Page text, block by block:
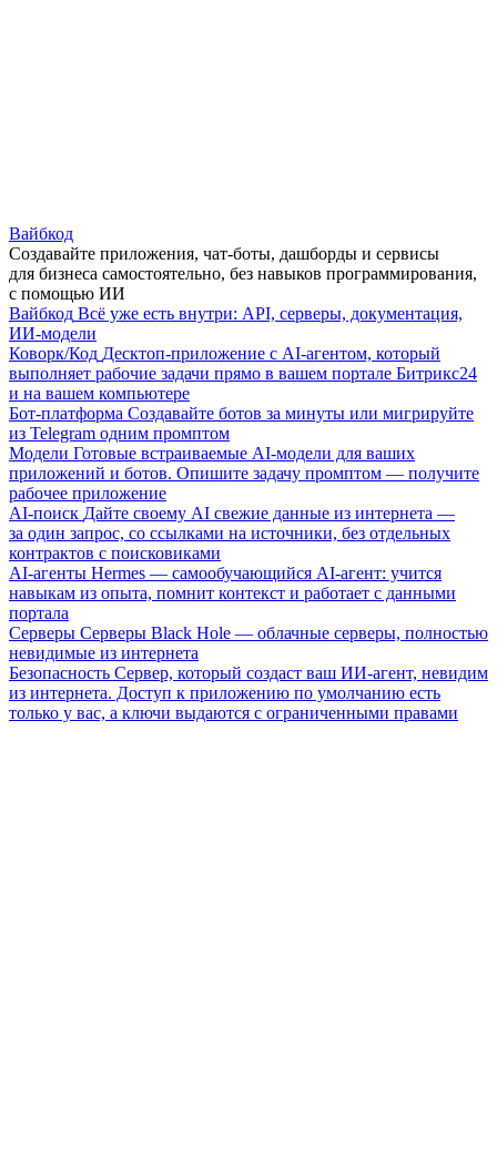
Вайбкод
Создавайте приложения, чат-боты, дашборды и сервисы
для бизнеса самостоятельно, без навыков программирования,
с помощью ИИ
Вайбкод Всё уже есть внутри: API, серверы, документация,
ИИ-модели
Коворк/Код Десктоп-приложение с AI-агентом, который
выполняет рабочие задачи прямо в вашем портале Битрикс24
и на вашем компьютере
Бот-платформа Создавайте ботов за минуты или мигрируйте
из Telegram одним промптом
Модели Готовые встраиваемые AI-модели для ваших
приложений и ботов. Опишите задачу промптом — получите
рабочее приложение
AI-поиск Дайте своему AI свежие данные из интернета —
за один запрос, со ссылками на источники, без отдельных
контрактов с поисковиками
AI-агенты Hermes — самообучающийся AI-агент: учится
навыкам из опыта, помнит контекст и работает с данными
портала
Серверы Серверы Black Hole — облачные серверы, полностью
невидимые из интернета
Безопасность Сервер, который создаст ваш ИИ-агент, невидим
из интернета. Доступ к приложению по умолчанию есть
только у вас, а ключи выдаются с ограниченными правами